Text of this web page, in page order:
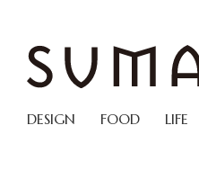
DESIGN FOOD LIFE